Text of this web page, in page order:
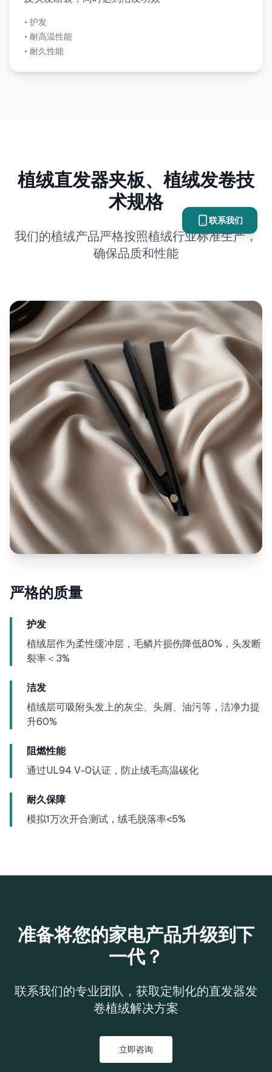
• 护发
• 耐高温性能
• 耐久性能
植绒直发器夹板、植绒发卷技
术规格
我们的植绒产品严格按照植绒行业标准生产，
确保品质和性能
严格的质量
护发
植绒层作为柔性缓冲层，毛鳞片损伤降低80%，头发断
裂率＜3%
洁发
植绒层可吸附头发上的灰尘、头屑、油污等，洁净力提
升60%
阻燃性能
通过UL94 V-0认证，防止绒毛高温碳化
耐久保障
模拟1万次开合测试，绒毛脱落率<5%
准备将您的家电产品升级到下
一代？
联系我们的专业团队，获取定制化的直发器发
卷植绒解决方案
立即咨询
联系我们